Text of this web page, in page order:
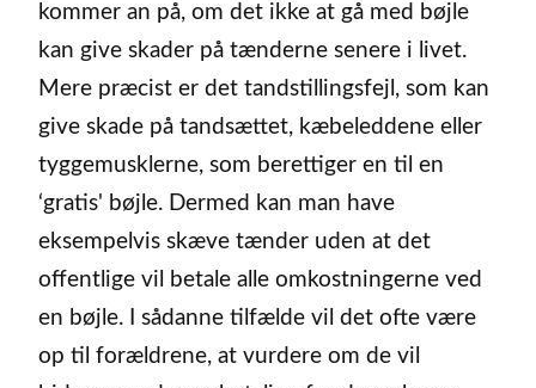
kommer an på, om det ikke at gå med bøjle
kan give skader på tænderne senere i livet.
Mere præcist er det tandstillingsfejl, som kan
give skade på tandsættet, kæbeleddene eller
tyggemusklerne, som berettiger en til en
‘gratis' bøjle. Dermed kan man have
eksempelvis skæve tænder uden at det
offentlige vil betale alle omkostningerne ved
en bøjle. I sådanne tilfælde vil det ofte være
op til forældrene, at vurdere om de vil